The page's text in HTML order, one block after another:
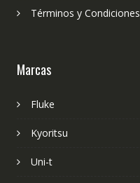
Términos y Condiciones
Marcas
Fluke
Kyoritsu
Uni-t